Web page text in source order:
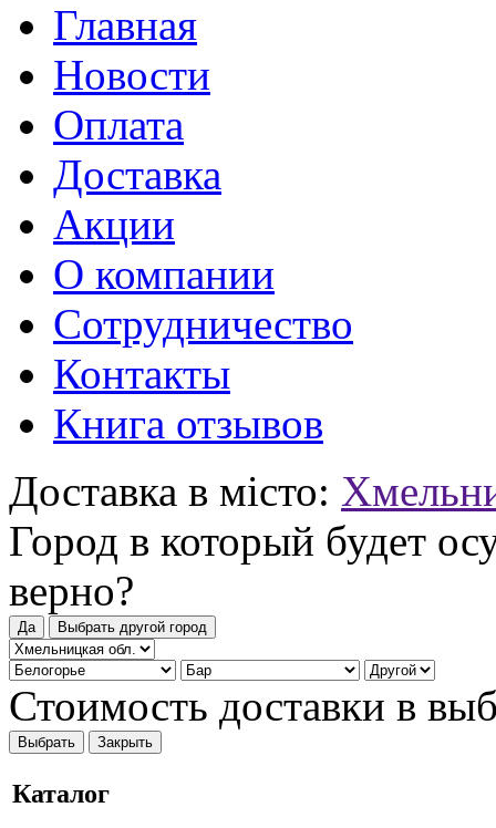
Главная
Новости
Оплата
Доставка
Акции
О компании
Сотрудничество
Контакты
Книга отзывов
Доставка в місто:
Город в который будет
верно?
Да Выбрать другой город
Стоимость доставки в
Выбрать Закрыть
Каталог